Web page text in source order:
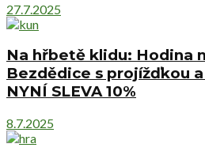
27.7.2025
Na hřbetě klidu: Hodina
Bezdědice s projížďkou
NYNÍ SLEVA 10%
8.7.2025